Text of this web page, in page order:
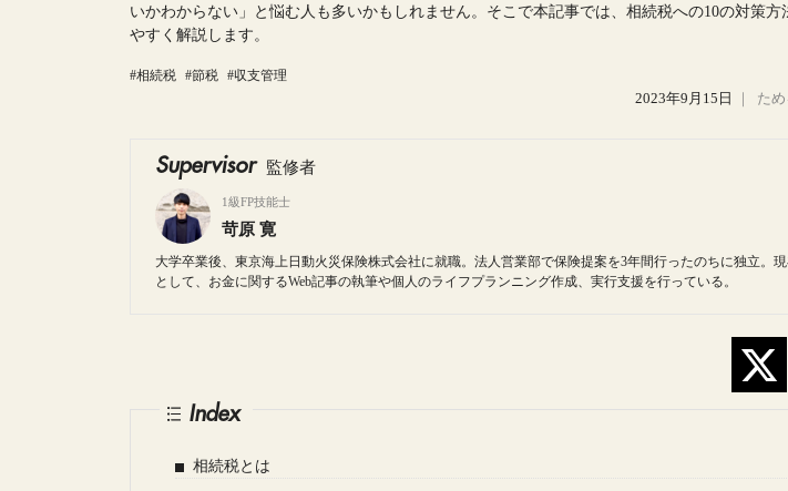
いかわからない」と悩む人も多いかもしれません。そこで本記事では、相続税への10の対策方
やすく解説します。
#相続税 #節税 #収支管理
2023年9月15日 た
Supervisor 監修者
1級FP技能士
苛原 寛
大学卒業後、東京海上日動火災保険株式会社に就職。法人営業部で保険提案を3年間行ったのちに独立。
として、お金に関するWeb記事の執筆や個人のライフプランニング作成、実行支援を行っている。
Index
相続税とは